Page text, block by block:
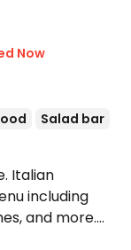
Now
Salad bar
Italian
including
and more.